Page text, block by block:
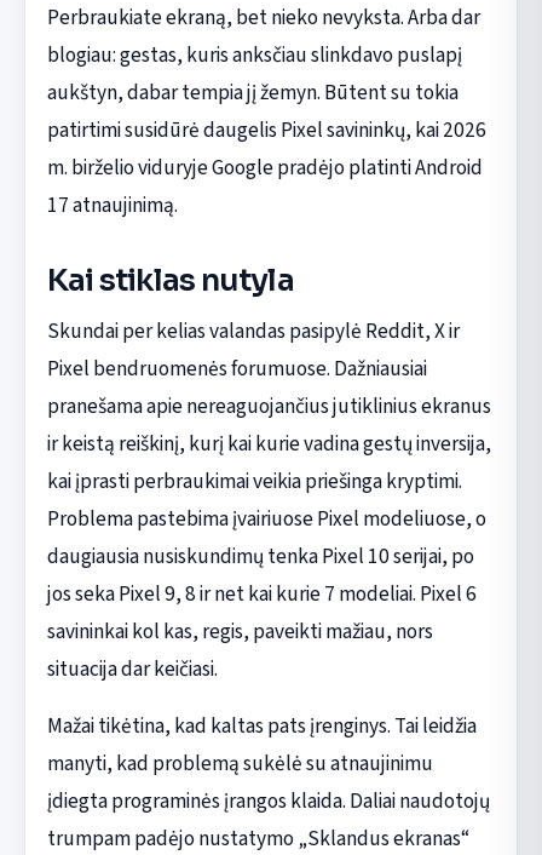
Perbraukiate ekraną, bet nieko nevyksta. Arba dar
blogiau: gestas, kuris anksčiau slinkdavo puslapį
aukštyn, dabar tempia jį žemyn. Būtent su tokia
patirtimi susidūrė daugelis Pixel savininkų, kai 2026
m. birželio viduryje Google pradėjo platinti Android
17 atnaujinimą.
Kai stiklas nutyla
Skundai per kelias valandas pasipylė Reddit, X ir
Pixel bendruomenės forumuose. Dažniausiai
pranešama apie nereaguojančius jutiklinius ekranus
ir keistą reiškinį, kurį kai kurie vadina gestų inversija,
kai įprasti perbraukimai veikia priešinga kryptimi.
Problema pastebima įvairiuose Pixel modeliuose, o
daugiausia nusiskundimų tenka Pixel 10 serijai, po
jos seka Pixel 9, 8 ir net kai kurie 7 modeliai. Pixel 6
savininkai kol kas, regis, paveikti mažiau, nors
situacija dar keičiasi.
Mažai tikėtina, kad kaltas pats įrenginys. Tai leidžia
manyti, kad problemą sukėlė su atnaujinimu
įdiegta programinės įrangos klaida. Daliai naudotojų
trumpam padėjo nustatymo „Sklandus ekranas“